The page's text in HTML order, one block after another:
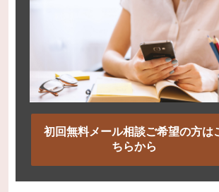
初回無料メール相談ご希望の方は
ちらから